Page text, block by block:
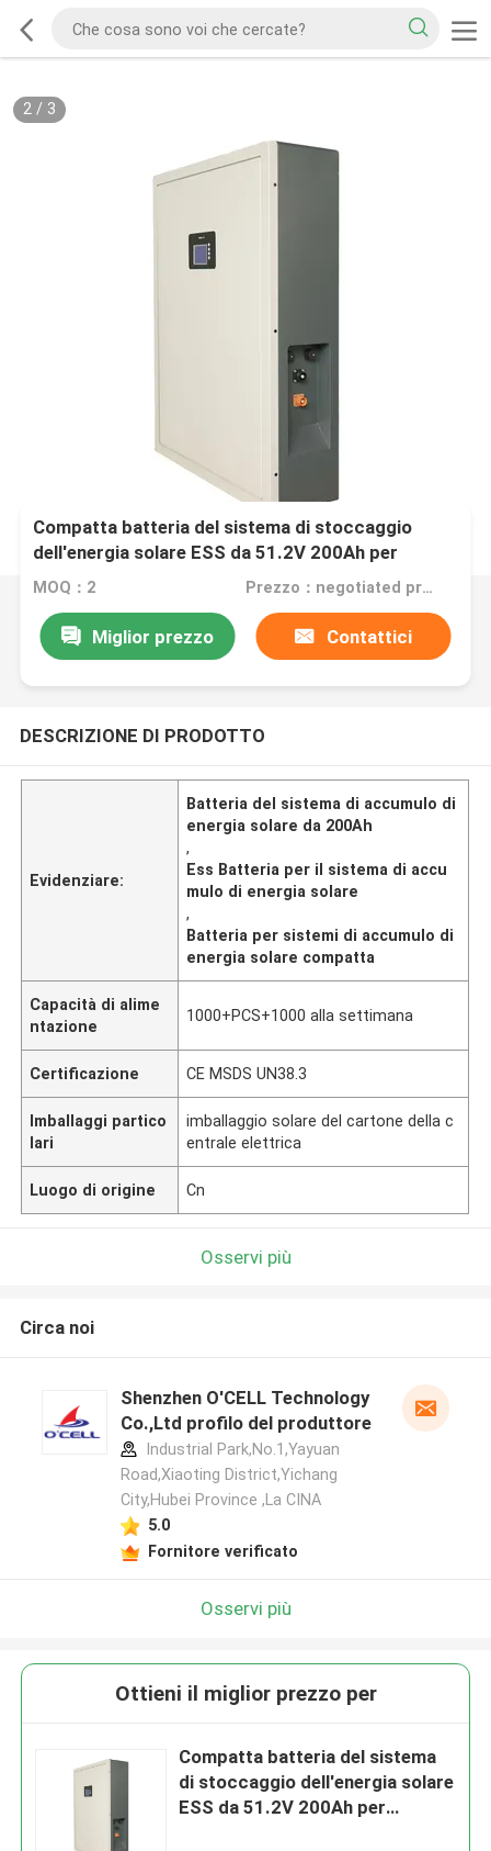
2/ 3
Compatta batteria del sistema di stoccaggio
dell'energia solare ESS da 51.2V 200Ah per
prestazioni ottimali
MOQ：2 Prezzo：negotiated price
Miglior prezzo Contattici
DESCRIZIONE DI PRODOTTO
Evidenziare:
Batteria del sistema di accumulo di
energia solare da 200Ah
,
Ess Batteria per il sistema di accu
mulo di energia solare
,
Batteria per sistemi di accumulo di
energia solare compatta
Capacità di alime
ntazione
1000+PCS+1000 alla settimana
Certificazione CE MSDS UN38.3
Imballaggi partico
lari
imballaggio solare del cartone della c
entrale elettrica
Luogo di origine Cn
Osservi più
Circa noi
Shenzhen O'CELL Technology
Co.,Ltd profilo del produttore
Industrial Park,No.1,Yayuan
Road,Xiaoting District,Yichang
City,Hubei Province ,La CINA
5.0
Fornitore verificato
Osservi più
Ottieni il miglior prezzo per
Compatta batteria del sistema
di stoccaggio dell'energia solare
ESS da 51.2V 200Ah per